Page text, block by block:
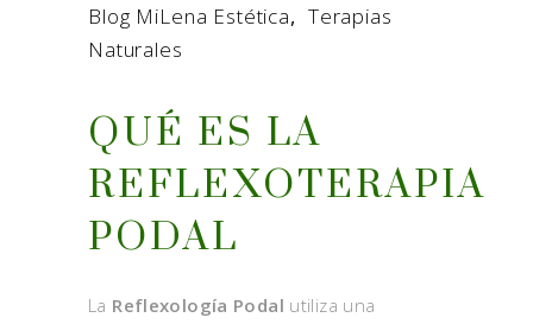
Blog MiLena Estética, Terapias
Naturales
QUÉ ES LA
REFLEXOTERAPIA
PODAL
La Reflexología Podal utiliza una